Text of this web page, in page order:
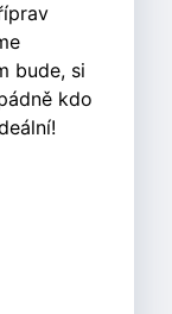
bude, si
kdo